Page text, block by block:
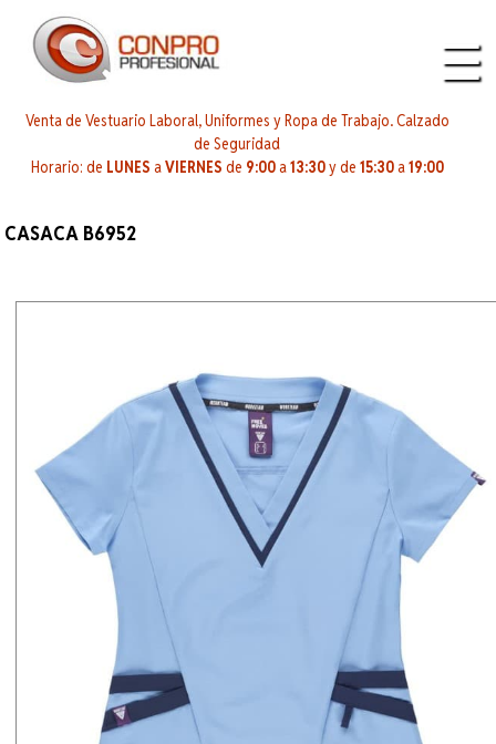
Venta de Vestuario Laboral, Uniformes y Ropa de Trabajo. Calzado
de Seguridad
Horario: de LUNES aVIERNES de 9:00a13:30y de 15:30a19:00
CASACA B6952